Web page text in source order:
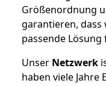
Größenordnung
garantieren, dass
passende
Unser Netzwerk
haben viele